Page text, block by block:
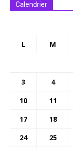
Calendrier
L M
3
4
10
11
17
18
24
25